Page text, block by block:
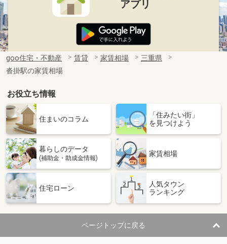
アプリ
goo住宅・不動産 賃貸 家賃相場
三重県
沓掛駅の家賃相場
お役立ち情報
住まいのコラム
「住みたい街」
を見つけよう
暮らしのデータ
(補助金・助成金情報)
家賃相場
住宅ローン
人気タウン
ランキング
ページトップに戻る